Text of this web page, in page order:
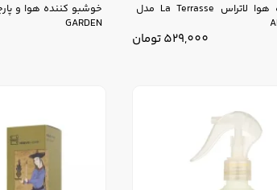
خوشبو کننده هوا لاتراس La Terrasse مدل
529,000تومان
GARDEN